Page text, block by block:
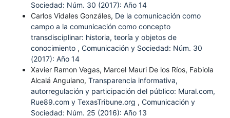
Sociedad: Núm. 30 (2017): Año 14
Carlos Vidales Gonzáles, De la comunicación como
campo a la comunicación como concepto
transdisciplinar: historia, teoría y objetos de
conocimiento , Comunicación y Sociedad: Núm. 30
(2017): Año 14
Xavier Ramon Vegas, Marcel Mauri De los Ríos, Fabiola
Alcalá Anguiano, Transparencia informativa,
autorregulación y participación del público: Mural.com,
Rue89.com y TexasTribune.org , Comunicación y
Sociedad: Núm. 25 (2016): Año 13